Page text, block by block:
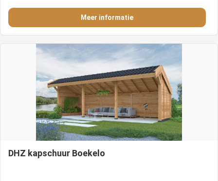
Meer informatie
DHZ kapschuur Boekelo